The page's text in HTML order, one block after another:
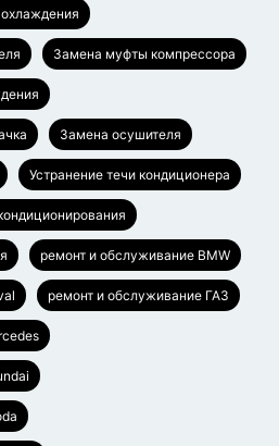
Замена муфты компрессора
Замена осушителя
Устранение течи кондиционера
ремонт и обслуживание BMW
ремонт и обслуживание ГАЗ